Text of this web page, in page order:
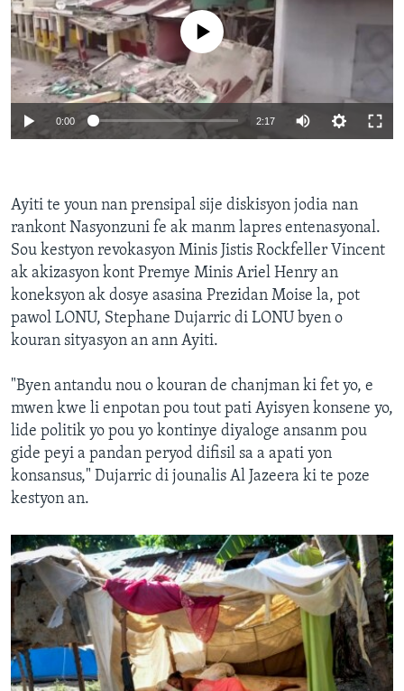
No media source currently available
0:00 2:17
Ayiti te youn nan prensipal sije diskisyon jodia nan
rankont Nasyonzuni fe ak manm lapres entenasyonal.
Sou kestyon revokasyon Minis Jistis Rockfeller Vincent
ak akizasyon kont Premye Minis Ariel Henry an
koneksyon ak dosye asasina Prezidan Moise la, pot
pawol LONU, Stephane Dujarric di LONU byen o
kouran sityasyon an ann Ayiti.
"Byen antandu nou o kouran de chanjman ki fet yo, e
mwen kwe li enpotan pou tout pati Ayisyen konsene yo,
lide politik yo pou yo kontinye diyaloge ansanm pou
gide peyi a pandan peryod difisil sa a apati yon
konsansus," Dujarric di jounalis Al Jazeera ki te poze
kestyon an.